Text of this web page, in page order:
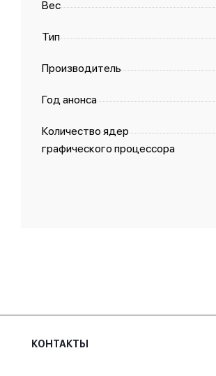
Вес
Тип
Производитель
Год анонса
Количество ядер
графического процессора
КОНТАКТЫ